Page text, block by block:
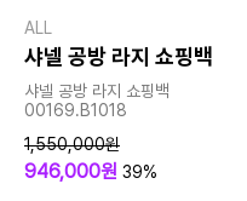
ALL
샤넬 공방 라지 쇼핑백
샤넬 공방 라지 쇼핑백
00169.B1018
1,550,000원
946,000원 39%